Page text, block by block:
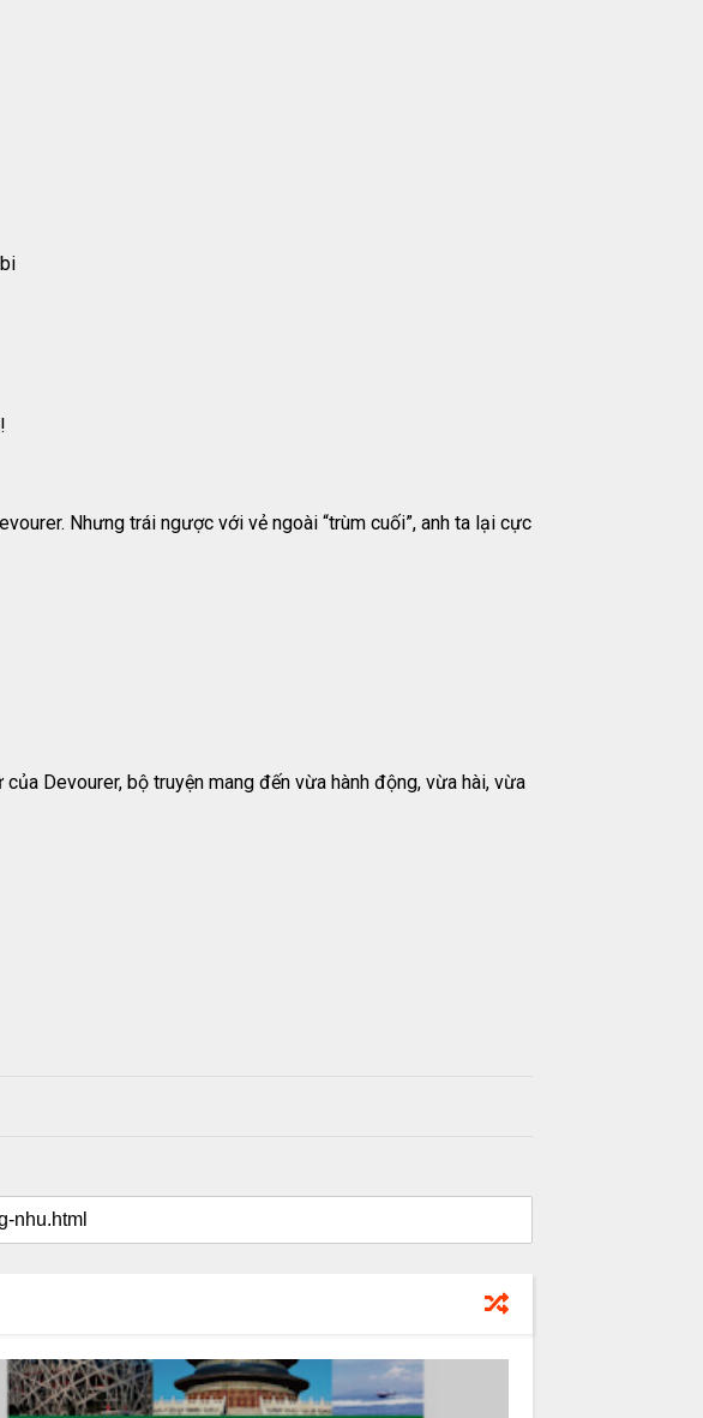
Nhưng trái ngược với vẻ ngoài “trùm cuối”, anh ta lại cực
Devourer, bộ truyện mang đến vừa hành động, vừa hài, vừa